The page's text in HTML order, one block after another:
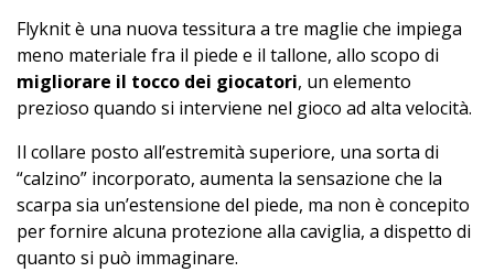
Flyknit è una nuova tessitura a tre maglie che impiega
meno materiale fra il piede e il tallone, allo scopo di
migliorare il tocco dei giocatori, un elemento
prezioso quando si interviene nel gioco ad alta velocità.
Il collare posto all’estremità superiore, una sorta di
“calzino” incorporato, aumenta la sensazione che la
scarpa sia un’estensione del piede, ma non è concepito
per fornire alcuna protezione alla caviglia, a dispetto di
quanto si può immaginare.